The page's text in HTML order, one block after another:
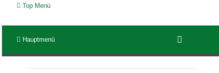
Top Menü
Hauptmenü